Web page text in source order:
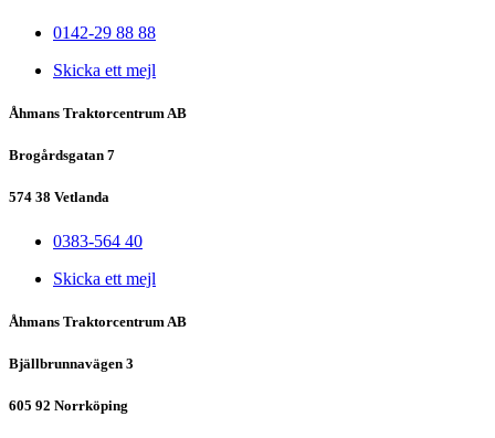
0142-29 88 88
Skicka ett mejl
Åhmans Traktorcentrum AB
Brogårdsgatan 7
574 38 Vetlanda
0383-564 40
Skicka ett mejl
Åhmans Traktorcentrum AB
Bjällbrunnavägen 3
605 92 Norrköping